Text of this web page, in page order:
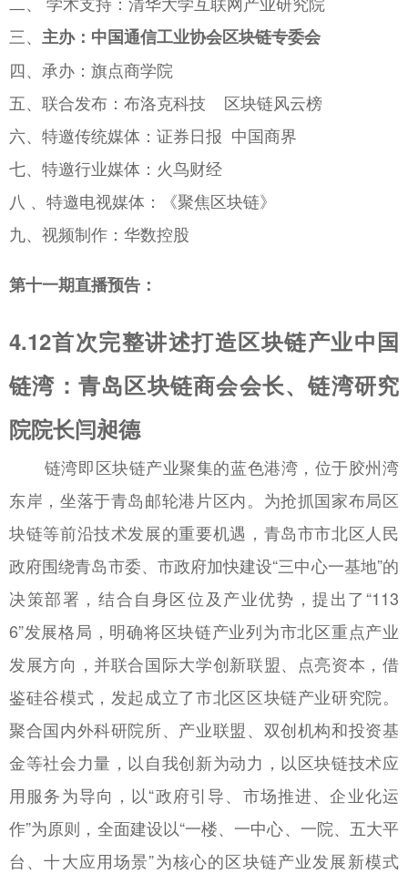
三、 主办：中国通信工业协会区块链专委会
四、承办：旗点商学院
五、联合发布：布洛克科技 区块链风云榜
六、特邀传统媒体：证券日报 中国商界
七、特邀行业媒体：火鸟财经
八 、特邀电视媒体：《聚焦区块链》
九、视频制作：华数控股
第十一期直播预告：
4.12首次完整讲述打造区块链产业中国
链湾：青岛区块链商会会长、链湾研究
院院长闫昶德
链湾即区块链产业聚集的蓝色港湾，位于胶州湾
东岸，坐落于青岛邮轮港片区内。为抢抓国家布局区
块链等前沿技术发展的重要机遇，青岛市市北区人民
政府围绕青岛市委、市政府加快建设“三中心一基地”的
决策部署，结合自身区位及产业优势，提出了“113
6”发展格局，明确将区块链产业列为市北区重点产业
发展方向，并联合国际大学创新联盟、点亮资本，借
鉴硅谷模式，发起成立了市北区区块链产业研究院。
聚合国内外科研院所、产业联盟、双创机构和投资基
金等社会力量，以自我创新为动力，以区块链技术应
用服务为导向，以“政府引导、市场推进、企业化运
作”为原则，全面建设以“一楼、一中心、一院、五大平
台、十大应用场景”为核心的区块链产业发展新模式